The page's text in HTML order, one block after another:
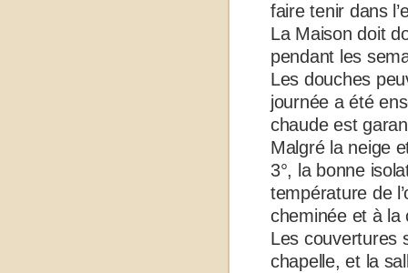
faire tenir dans
La Maison doit
pendant les
Les douches
journée a été
chaude est
Malgré la neige
3°, la bonne
température de
cheminée et à la
Les couvertures
chapelle, et la